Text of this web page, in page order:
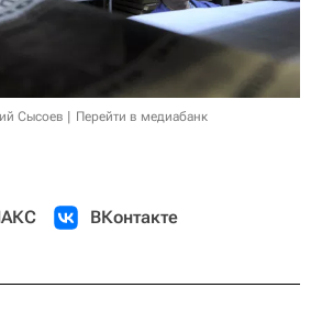
Сысоев Перейти в медиабанк
ВКонтакте